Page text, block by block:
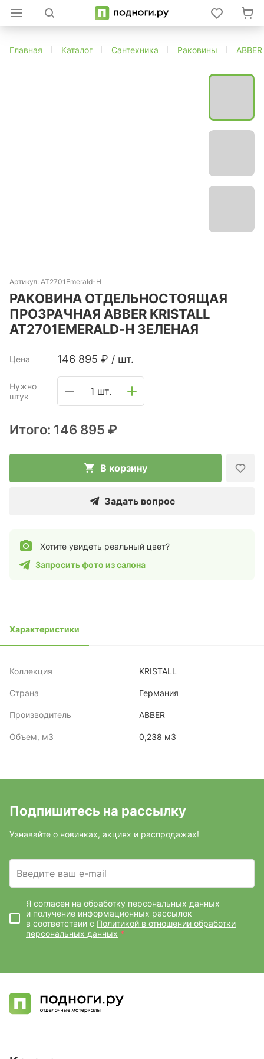
Главная Каталог Сантехника Раковины ABBER
Артикул: AT2701Emerald-H
РАКОВИНА ОТДЕЛЬНОСТОЯЩАЯ
ПРОЗРАЧНАЯ ABBER KRISTALL
AT2701EMERALD-H ЗЕЛЕНАЯ
Цена 146 895 ₽ / шт.
Нужно
штук
1 шт.
Итого: 146 895 ₽
В корзину
Задать вопрос
Хотите увидеть реальный цвет?
Запросить фото из салона
Характеристики
Коллекция KRISTALL
Страна Германия
Производитель ABBER
Объем, м3 0,238 м3
Подпишитесь на рассылку
Узнавайте о новинках, акциях и распродажах!
Введите ваш e-mail
Я согласен на обработку персональных данных
и получение информационных рассылок
в соответствии с Политикой в отношении обработки
персональных данных *